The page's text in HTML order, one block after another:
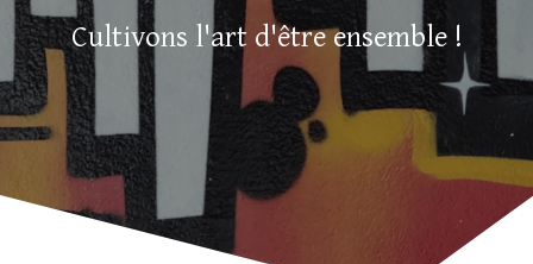
Cultivons l'art d'être ensemble !